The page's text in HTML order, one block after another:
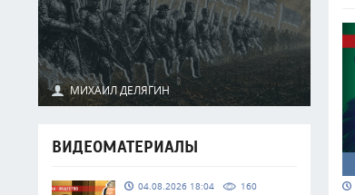
МИХАИЛ ДЕЛЯГИН
ВИДЕОМАТЕРИАЛЫ
04.08.2026 18:04 160